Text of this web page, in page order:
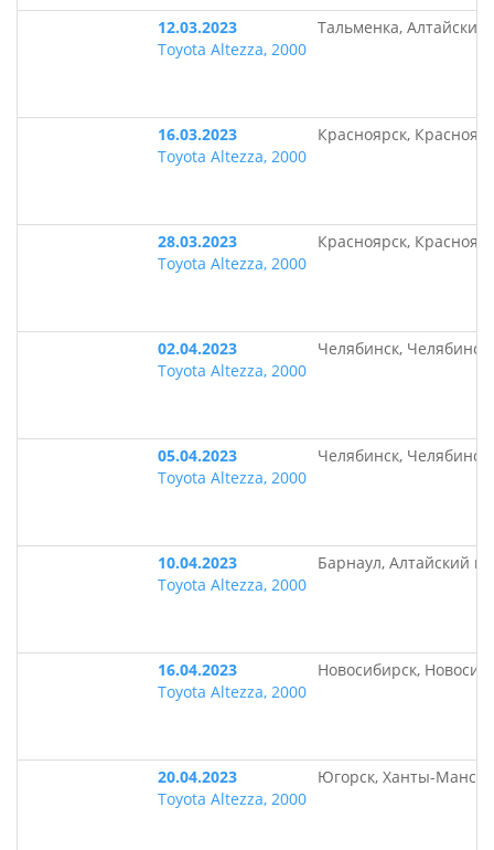
12.03.2023
Toyota Altezza, 2000
Тальменка, Алтайский
16.03.2023
Toyota Altezza, 2000
Красноярск,
28.03.2023
Toyota Altezza, 2000
Красноярск,
02.04.2023
Toyota Altezza, 2000
Челябинск,
05.04.2023
Toyota Altezza, 2000
Челябинск,
10.04.2023
Toyota Altezza, 2000
Барнаул, Алтайский
16.04.2023
Toyota Altezza, 2000
Новосибирск,
20.04.2023
Toyota Altezza, 2000
Югорск, Ханты-